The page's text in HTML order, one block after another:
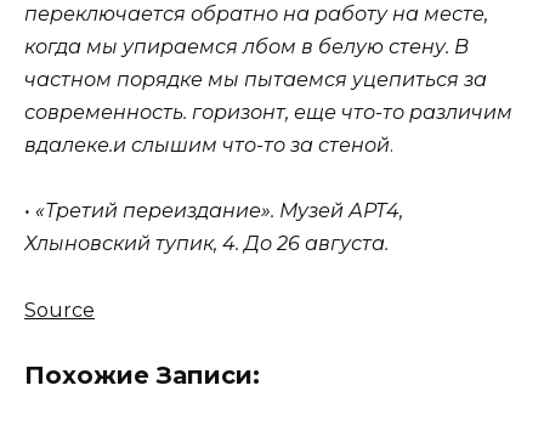
переключается обратно на работу на месте,
когда мы упираемся лбом в белую стену. В
частном порядке мы пытаемся уцепиться за
современность. горизонт, еще что-то различим
вдалеке.и слышим что-то за стеной.
• «Третий переиздание». Музей АРТ4,
Хлыновский тупик, 4. До 26 августа.
Source
Похожие Записи: